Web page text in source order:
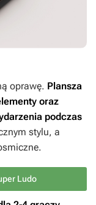
oprawę. Plansza
oraz
podczas
stylu, a
Ludo